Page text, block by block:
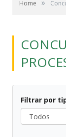
Home »
Filtrar por
Todos